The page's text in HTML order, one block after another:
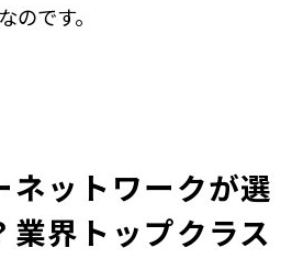
のです。
ネットワークが選
業界トップクラス